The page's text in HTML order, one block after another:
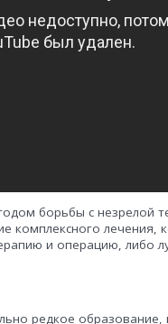
борьбы с незрелой
комплексного лечения,
и операцию, либо
редкое